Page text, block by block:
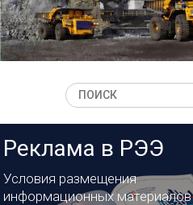
Реклама в РЭЭ
Условия размещения
информационных материалов